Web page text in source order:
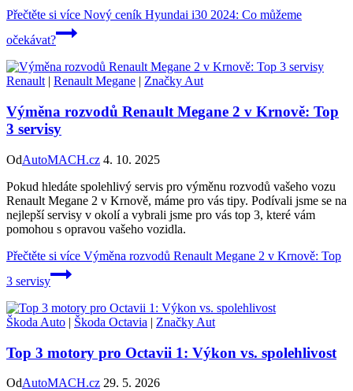
Přečtěte si více Nový ceník Hyundai i30 2024: Co můžeme
očekávat?
Renault| Renault Megane | Značky Aut
Výměna rozvodů Renault Megane 2 v Krnově: Top
3 servisy
OdAutoMACH.cz 4. 10. 2025
Pokud hledáte spolehlivý servis pro výměnu rozvodů vašeho vozu
Renault Megane 2 v Krnově, máme pro vás tipy. Podívali jsme se na
nejlepší servisy v okolí a vybrali jsme pro vás top 3, které vám
pomohou s opravou vašeho vozidla.
Přečtěte si více Výměna rozvodů Renault Megane 2 v Krnově: Top
3 servisy
Škoda Auto | Škoda Octavia | Značky Aut
Top 3 motory pro Octavii 1: Výkon vs. spolehlivost
OdAutoMACH.cz 29. 5. 2026